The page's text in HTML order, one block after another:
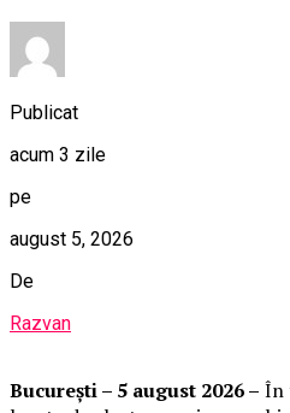
Publicat
acum 3 zile
pe
august 5, 2026
De
Razvan
București – 5 august 2026 – În